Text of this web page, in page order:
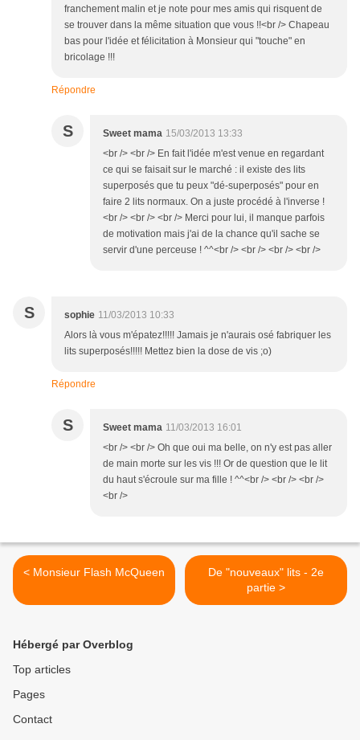
franchement malin et je note pour mes amis qui risquent de
se trouver dans la même situation que vous !!<br /> Chapeau
bas pour l'idée et félicitation à Monsieur qui "touche" en
bricolage !!!
Répondre
S Sweet mama 15/03/2013 13:33
<br /> <br /> En fait l'idée m'est venue en regardant
ce qui se faisait sur le marché : il existe des lits
superposés que tu peux "dé-superposés" pour en
faire 2 lits normaux. On a juste procédé à l'inverse !
<br /> <br /> <br /> Merci pour lui, il manque parfois
de motivation mais j'ai de la chance qu'il sache se
servir d'une perceuse ! ^^<br /> <br /> <br /> <br />
S sophie 11/03/2013 10:33
Alors là vous m'épatez!!!!! Jamais je n'aurais osé fabriquer les
lits superposés!!!!! Mettez bien la dose de vis ;o)
Répondre
S Sweet mama 11/03/2013 16:01
<br /> <br /> Oh que oui ma belle, on n'y est pas aller
de main morte sur les vis !!! Or de question que le lit
du haut s'écroule sur ma fille ! ^^<br /> <br /> <br />
<br />
< Monsieur Flash McQueen
De "nouveaux" lits - 2e
partie >
Hébergé par Overblog
Top articles
Pages
Contact